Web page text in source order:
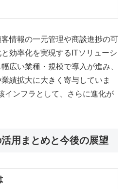
客情報の一元管理や商談進捗の可
効率化を実現するITソリューシ
広い業種・規模で導入が進み、
績拡大に大きく寄与していま
インフラとして、さらに進化が
用まとめと今後の展望